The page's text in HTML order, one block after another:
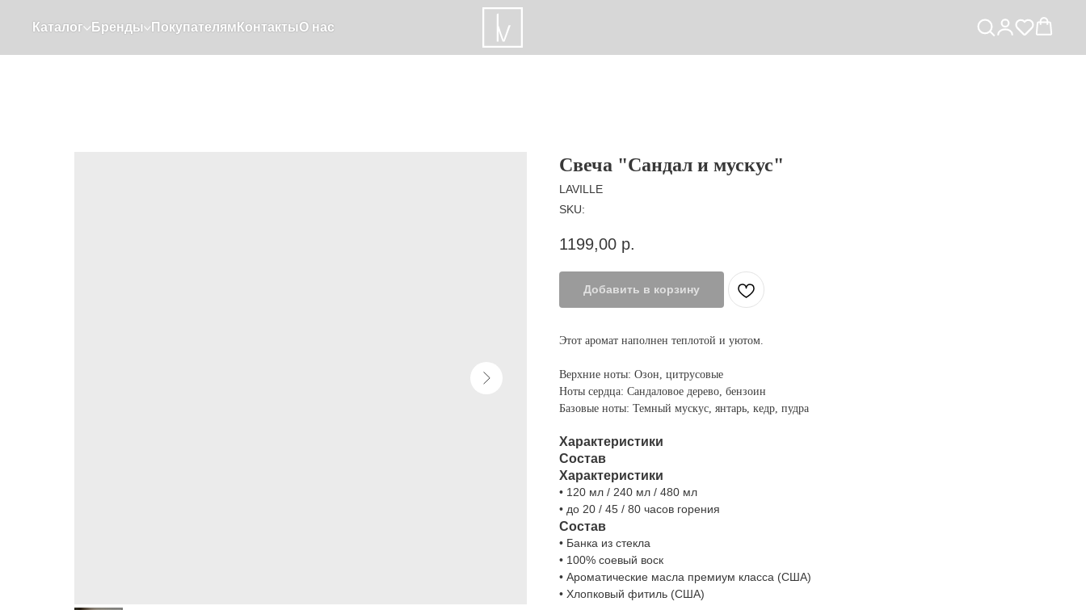
Каталог Бренды Покупателям КонтактыО нас
Свеча "Сандал и мускус"
LAVILLE
SKU:
1199,00 р.
Добавить в корзину
Этот аромат наполнен теплотой и уютом.
Верхние ноты: Озон, цитрусовые
Ноты сердца: Сандаловое дерево, бензоин
Базовые ноты: Темный мускус, янтарь, кедр, пудра
Характеристики
Состав
Характеристики
• 120 мл / 240 мл / 480 мл
• до 20 / 45 / 80 часов горения
Состав
• Банка из стекла
• 100% соевый воск
• Ароматические масла премиум класса (США)
• Хлопковый фитиль (США)